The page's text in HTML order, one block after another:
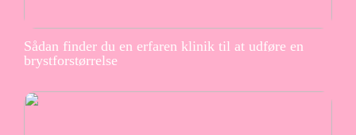
Sådan finder du en erfaren klinik til at udføre en
brystforstørrelse